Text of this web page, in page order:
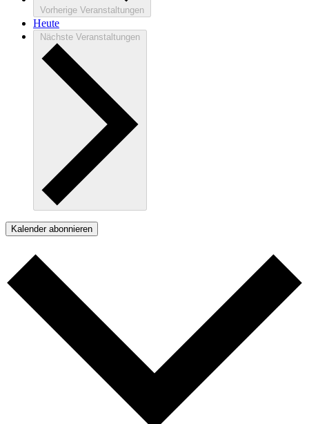
Vorherige Veranstaltungen
Heute
Nächste Veranstaltungen
Kalender abonnieren